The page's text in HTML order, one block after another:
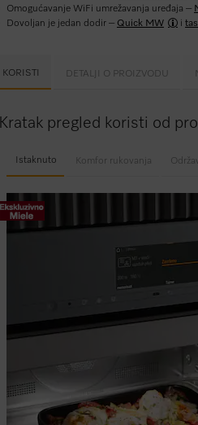
Omogućavanje WiFi umrežavanja uređaja –
Dovoljan je jedan dodir – Quick MW i
KORISTI DETALJI O PROIZVODU
Kratak pregled koristi od
Istaknuto Komfor rukovanja